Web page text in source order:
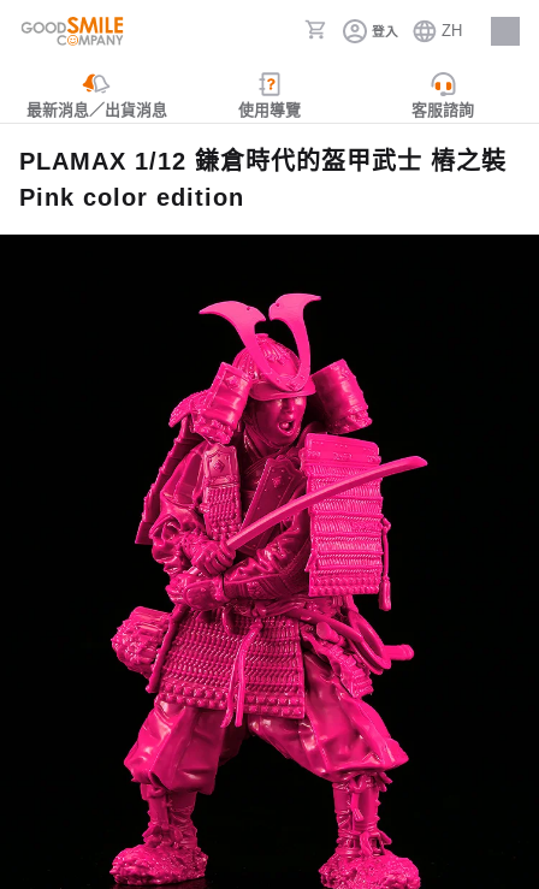
登入 ZH
人才招募
最新消息／出貨消息 使用導覽 客服諮詢
PLAMAX 1/12 鎌倉時代的盔甲武士 樁之裝
Pink color edition